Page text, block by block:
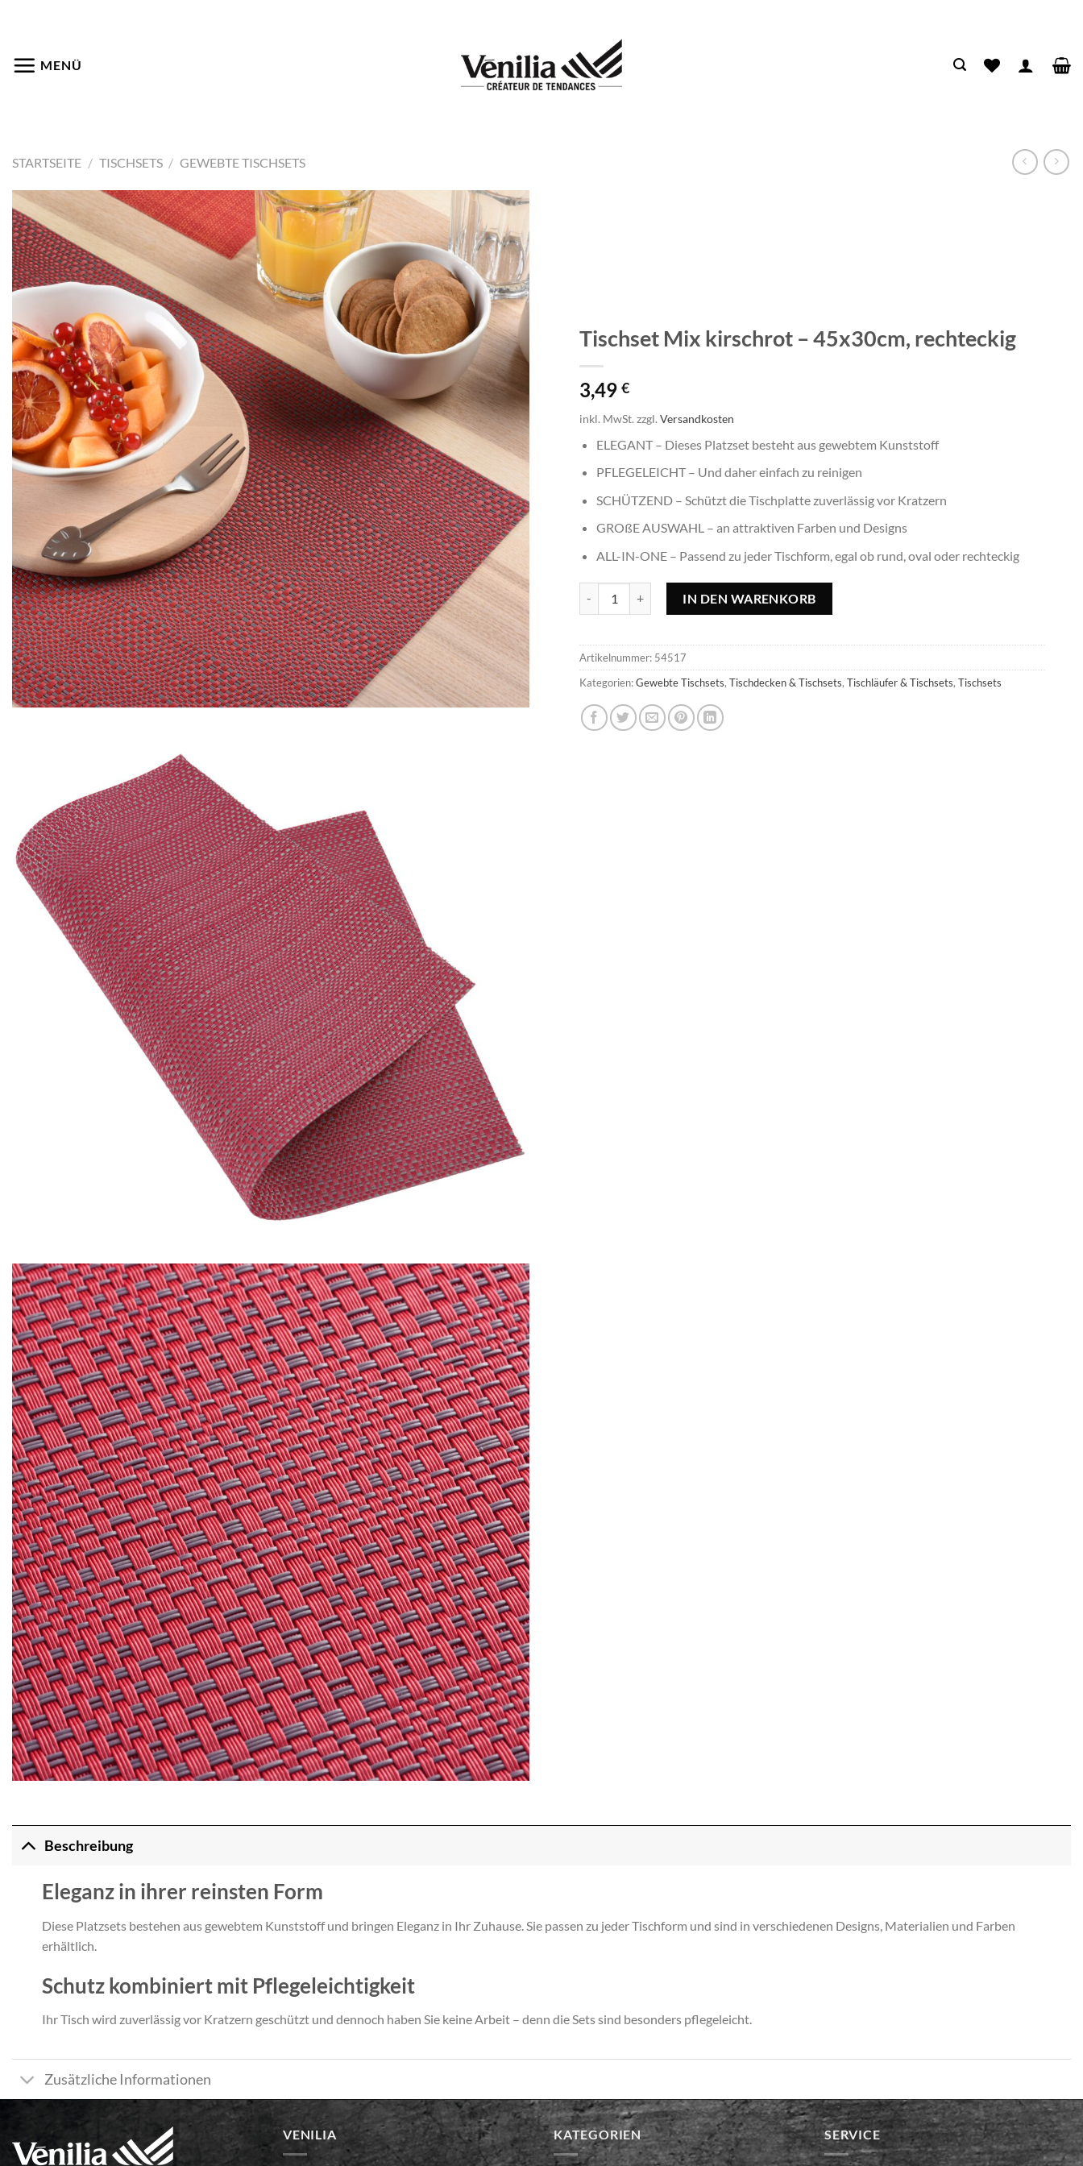
MENÜ
STARTSEITE / TISCHSETS / GEWEBTE TISCHSETS
Add to
wishlist
Tischset Mix kirschrot – 45x30cm, rechteckig
3,49€
inkl. MwSt. zzgl.Versandkosten
ELEGANT – Dieses Platzset besteht aus gewebtem Kunststoff
PFLEGELEICHT – Und daher einfach zu reinigen
SCHÜTZEND – Schützt die Tischplatte zuverlässig vor Kratzern
GROßE AUSWAHL – an attraktiven Farben und Designs
ALL-IN-ONE – Passend zu jeder Tischform, egal ob rund, oval oder rechteckig
IN DEN WARENKORB
Artikelnummer: 54517
Kategorien:Gewebte Tischsets,Tischdecken & Tischsets,Tischläufer & Tischsets,Tischsets
Beschreibung
Eleganz in ihrer reinsten Form
Diese Platzsets bestehen aus gewebtem Kunststoff und bringen Eleganz in Ihr Zuhause. Sie passen zu jeder Tischform und sind in verschiedenen Designs, Materialien und Farben
erhältlich.
Schutz kombiniert mit Pflegeleichtigkeit
Ihr Tisch wird zuverlässig vor Kratzern geschützt und dennoch haben Sie keine Arbeit – denn die Sets sind besonders pflegeleicht.
Zusätzliche Informationen
VENILIA KATEGORIEN SERVICE